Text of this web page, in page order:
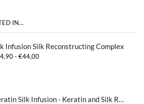
IN…
Infusion Silk Reconstructing Complex
- €44,00Prijsklasse:
Keratin Silk Infusion - Keratin and Silk Reconstructing Complex